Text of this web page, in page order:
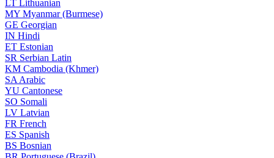
LT Lithuanian
MY Myanmar (Burmese)
GE Georgian
IN Hindi
ET Estonian
SR Serbian Latin
KM Cambodia (Khmer)
SA Arabic
YU Cantonese
SO Somali
LV Latvian
FR French
ES Spanish
BS Bosnian